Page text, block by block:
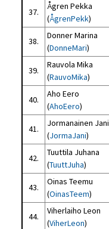
37.
Ågren Pekka
(ÅgrenPekk)
38.
Donner Marina
(DonneMari)
39.
Rauvola Mika
(RauvoMika)
40.
Aho Eero
(AhoEero)
41.
Jormanainen Jani
(JormaJani)
42.
Tuuttila Juhana
(TuuttJuha)
43.
Oinas Teemu
(OinasTeem)
44.
Viherlaiho Leon
(ViherLeon)